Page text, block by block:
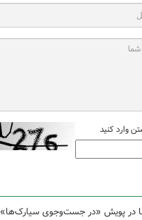
وارد کنید
در پویش «در جست‌وجوی سیارک‌ها»